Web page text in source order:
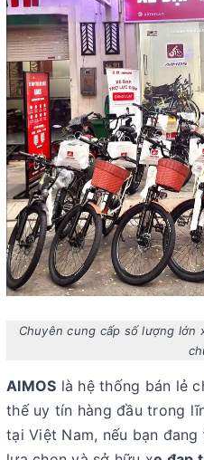
Chuyên cung cấp số lượng lớn
AIMOS là hệ thống bán lẻ
thế uy tín hàng đầu trong
tại Việt Nam, nếu bạn